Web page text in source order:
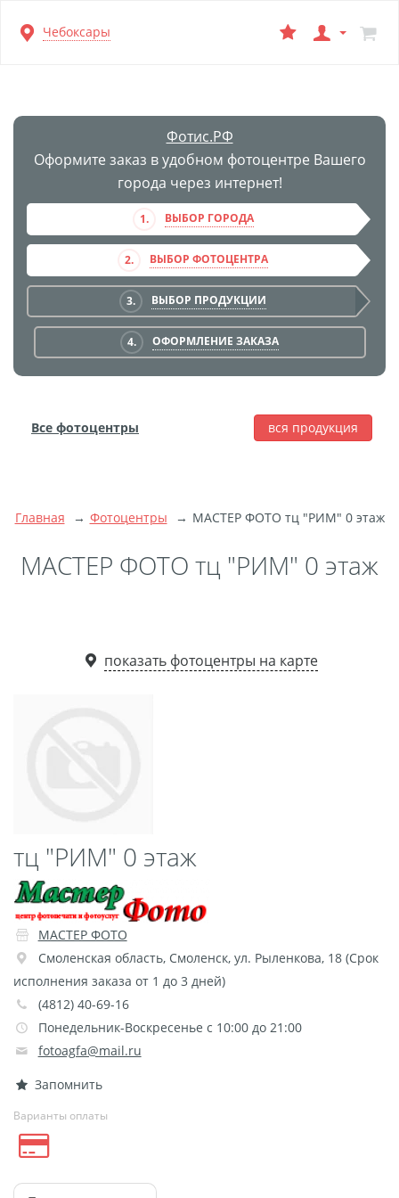
Перейти
к
Чебоксары
Фотис.РФ
Оформите заказ в удобном фотоцентре Вашего
города через интернет!
1. ВЫБОР ГОРОДА
2. ВЫБОР ФОТОЦЕНТРА
3. ВЫБОР ПРОДУКЦИИ
4. ОФОРМЛЕНИЕ ЗАКАЗА
Все фотоцентры
печать
Модульные картины
подрамника
Пластификация
Печать на
самоклеящемся виниле
Фото на стекле и
акриле
Фотообои
Трафареты
Печать на прозрачной
пленке
ламинирование
вся продукция
Главная Фотоцентры МАСТЕР ФОТО тц "РИМ" 0 этаж
МАСТЕР ФОТО тц "РИМ" 0 этаж
показать фотоцентры на карте
тц "РИМ" 0 этаж
МАСТЕР ФОТО
Смоленская область, Смоленск, ул. Рыленкова, 18 (Срок
исполнения заказа от 1 до 3 дней)
(4812) 40-69-16
Понедельник-Воскресенье с 10:00 до 21:00
fotoagfa@mail.ru
Запомнить
Варианты оплаты